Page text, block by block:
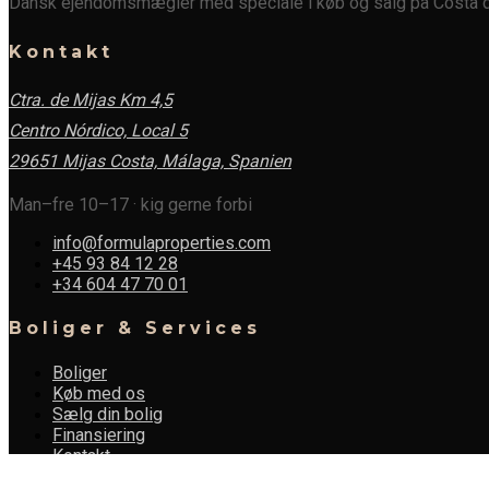
Kontakt
Ctra. de Mijas Km 4,5
Centro Nórdico, Local 5
29651 Mijas Costa, Málaga, Spanien
Man–fre 10–17 · kig gerne forbi
info@formulaproperties.com
+45 93 84 12 28
+34 604 47 70 01
Boliger & Services
Boliger
Køb med os
Sælg din bolig
Finansiering
Kontakt